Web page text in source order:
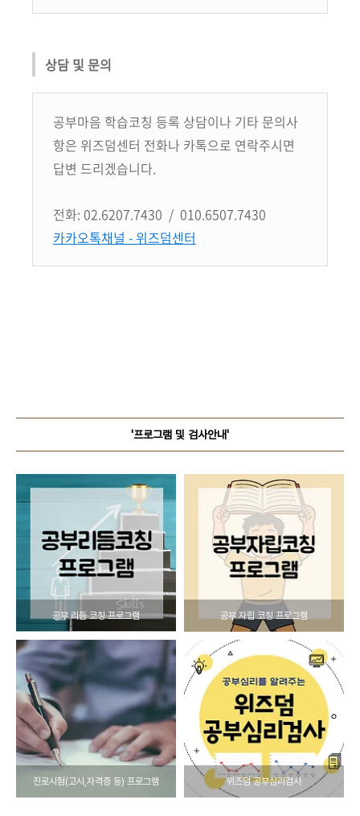
상담 및 문의
공부마음 학습코칭 등록 상담이나 기타 문의사
항은 위즈덤센터 전화나 카톡으로 연락주시면
답변 드리겠습니다.
전화: 02.6207.7430 / 010.6507.7430
카카오톡채널 - 위즈덤센터
'프로그램 및 검사안내'
공부 리듬 코칭 프로그램 공부 자립 코칭 프로그램
진로시험(고시,자격증 등) 프로그램 위즈덤 공부심리검사